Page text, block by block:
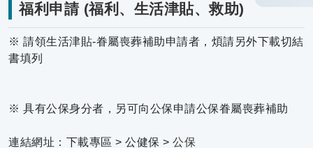
福利申請 (福利、生活津貼、救助)
※ 請領生活津貼-眷屬喪葬補助申請者，煩請另外下載切結
書填列
※ 具有公保身分者，另可向公保申請公保眷屬喪葬補助
連結網址：下載專區 > 公健保 > 公保